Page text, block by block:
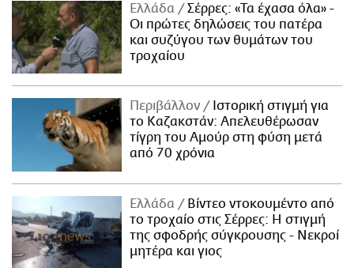
Ελλάδα
Σέρρες: «Τα έχασα όλα» -
Οι πρώτες δηλώσεις του πατέρα
και συζύγου των θυμάτων του
τροχαίου
Περιβάλλον
Ιστορική στιγμή για
το Καζακστάν: Απελευθέρωσαν
τίγρη του Αμούρ στη φύση μετά
από 70 χρόνια
Ελλάδα
Βίντεο ντοκουμέντο από
το τροχαίο στις Σέρρες: Η στιγμή
της σφοδρής σύγκρουσης - Νεκροί
μητέρα και γιος